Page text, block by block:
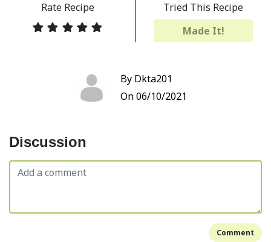
Rate Recipe
Tried This Recipe
Made It!
By Dkta201
On 06/10/2021
Discussion
Comment